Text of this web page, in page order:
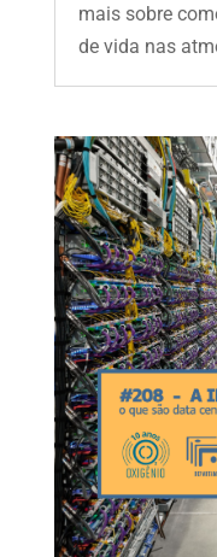
mais sobre
de vida nas